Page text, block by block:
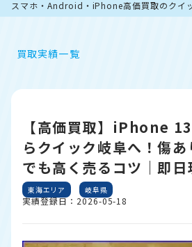
スマホ・Android・iPhone高価買取のクイ
買取実績一覧
【高価買取】iPhone
らクイック岐阜へ！傷あ
でも高く売るコツ｜即日
東海エリア 岐阜県
実績登録日：2026-05-18